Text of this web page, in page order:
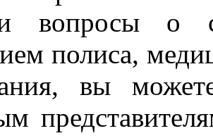
вопросы о
полиса,
вы